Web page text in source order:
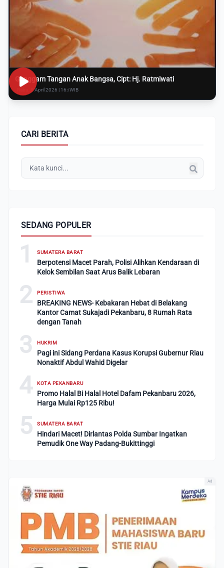
Genggam Tangan Anak Bangsa, Cipt: Hj. Ratmiwati
Rabu, 8 April 2026 | 16:i WIB
CARI BERITA
SEDANG POPULER
1 SUMATERA BARAT
Berpotensi Macet Parah, Polisi Alihkan Kendaraan di
Kelok Sembilan Saat Arus Balik Lebaran
2 PERISTIWA
BREAKING NEWS- Kebakaran Hebat di Belakang
Kantor Camat Sukajadi Pekanbaru, 8 Rumah Rata
dengan Tanah
3 HUKRIM
Pagi ini Sidang Perdana Kasus Korupsi Gubernur Riau
Nonaktif Abdul Wahid Digelar
4 KOTA PEKANBARU
Promo Halal Bi Halal Hotel Dafam Pekanbaru 2026,
Harga Mulai Rp125 Ribu!
5 SUMATERA BARAT
Hindari Macet! Dirlantas Polda Sumbar Ingatkan
Pemudik One Way Padang-Bukittinggi
Ad